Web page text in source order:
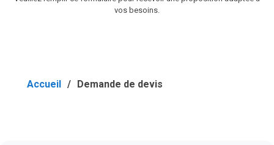
vos besoins.
Accueil Demande de devis